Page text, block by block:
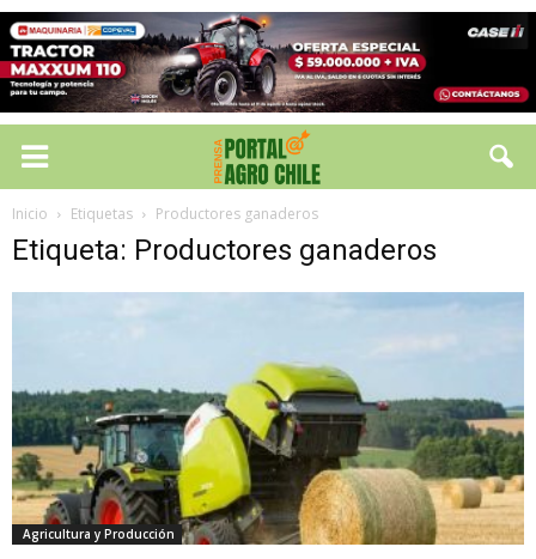
Inicio Etiquetas Productores ganaderos
Etiqueta: Productores ganaderos
Agricultura y Producción